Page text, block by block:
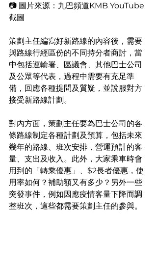
📷 圖片來源：九巴頻道KMB YouTube
截圖
策劃主任編寫好新路線的內容後，需要
與路線行經區份的不同持分者商討，當
中包括運輸署、區議會、其他巴士公司
及公眾等代表，過程中需要有充足準
備，回應各種提問及質疑，並說服對方
接受新路線計劃。
對內方面，策劃主任要為巴士公司的各
條路線制定各種計劃及預算，包括未來
幾年的路線、班次安排，營運預計的客
量、支出及收入。此外，大家乘車時會
用到的「轉乘優惠」、$2長者優惠，使
用率如何？補助額又有多少？另外一些
突發事件，例如因應疫情客量下降而調
整班次，這些都需要策劃主任的參與。